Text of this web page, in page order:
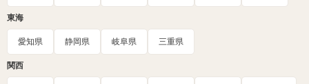
東海
愛知県 静岡県 岐阜県 三重県
関西